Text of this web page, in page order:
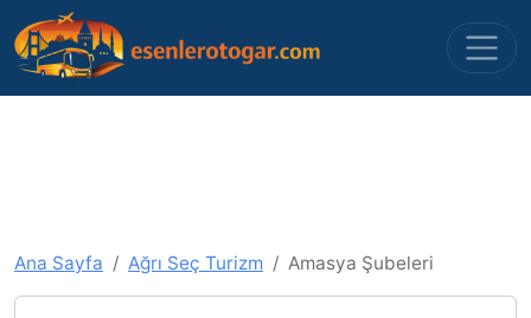
Ana Sayfa Ağrı Seç Turizm Amasya Şubeleri